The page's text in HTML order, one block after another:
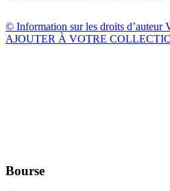
© Information sur les droits d’auteur
AJOUTER À VOTRE
Bourse